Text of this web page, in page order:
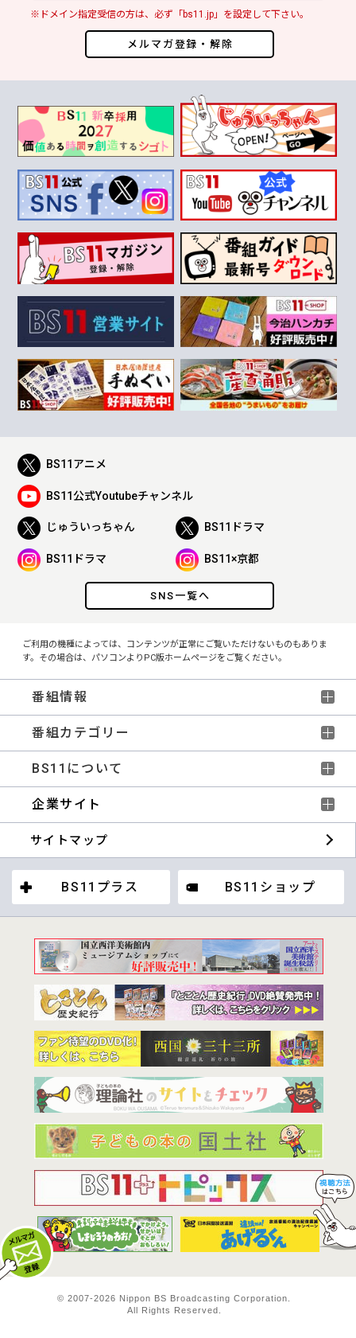
メルマガ登録・解除
※ドメイン指定受信の方は、必ず「bs11.jp」を設定して下さい。
SNS一覧へ
BS11アニメ
BS11公式Youtubeチャンネル
じゅういっちゃん BS11ドラマ
BS11ドラマ BS11×京都
ご利用の機種によっては、コンテンツが正常にご覧いただけないものもありま
す。その場合は、パソコンよりPC版ホームページをご覧ください。
番組情報
番組カテゴリー
BS11について
企業サイト
サイトマップ
BS11プラス BS11ショップ
© 2007-2026 Nippon BS Broadcasting Corporation.
All Rights Reserved.